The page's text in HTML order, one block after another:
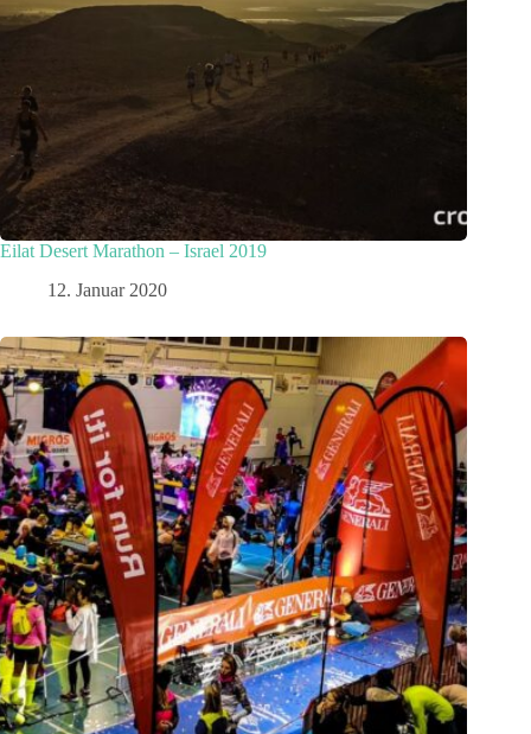
Eilat Desert Marathon – Israel 2019
12. Januar 2020